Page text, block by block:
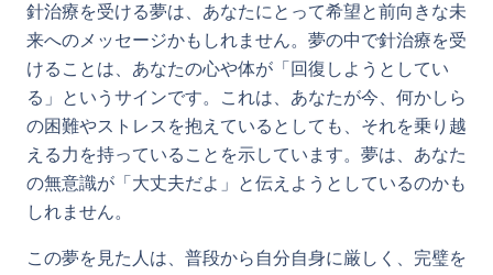
針治療を受ける夢は、あなたにとって希望と前向きな未
来へのメッセージかもしれません。夢の中で針治療を受
けることは、あなたの心や体が「回復しようとしてい
る」というサインです。これは、あなたが今、何かしら
の困難やストレスを抱えているとしても、それを乗り越
える力を持っていることを示しています。夢は、あなた
の無意識が「大丈夫だよ」と伝えようとしているのかも
しれません。
この夢を見た人は、普段から自分自身に厳しく、完璧を